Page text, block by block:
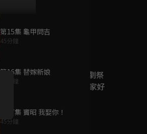
第15集 龜甲問吉
45分鐘
第16集 替嫁新娘
45分鐘
第17集 竇昭 我娶你！
45分鐘
7/21-8/20，盛夏追劇祭
升級VIP最優惠！獨家好
7月21日- 8月20日